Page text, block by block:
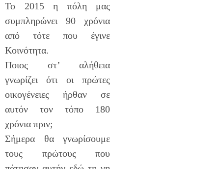
Το 2015 η πόλη μας
συμπληρώνει 90 χρόνια
από τότε που έγινε
Κοινότητα.
Ποιος στ’ αλήθεια
γνωρίζει ότι οι πρώτες
οικογένειες ήρθαν σε
αυτόν τον τόπο 180
χρόνια πριν;
Σήμερα θα γνωρίσουμε
τους πρώτους που